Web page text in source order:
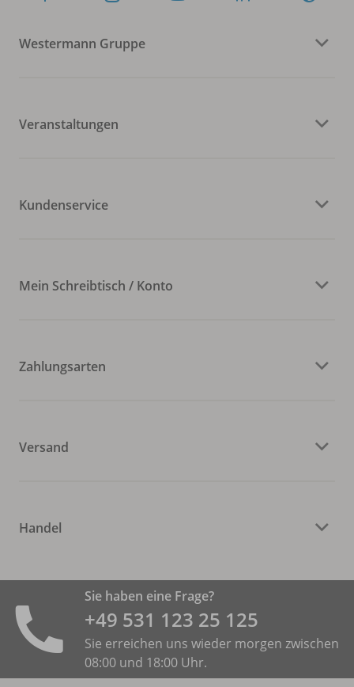
Westermann Gruppe
Veranstaltungen
Kundenservice
Mein Schreibtisch / Konto
Zahlungsarten
Versand
Handel
Sie haben eine Frage?
+49 531 ­123 25 125
Sie erreichen uns wieder morgen zwischen
08:00 und 18:00 Uhr.